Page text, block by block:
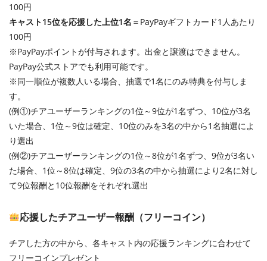
100円
キャスト15位を応援した上位1名 ＝PayPayギフトカード1人あたり
100円
※PayPayポイントが付与されます。出金と譲渡はできません。
PayPay公式ストアでも利用可能です。
※同一順位が複数人いる場合、抽選で1名にのみ特典を付与しま
す。
(例①)チアユーザーランキングの1位～9位が1名ずつ、10位が3名
いた場合、1位～9位は確定、10位のみを3名の中から1名抽選によ
り選出
(例②)チアユーザーランキングの1位～8位が1名ずつ、9位が3名い
た場合、1位～8位は確定、9位の3名の中から抽選により2名に対し
て9位報酬と10位報酬をそれぞれ選出
応援したチアユーザー報酬（フリーコイン）
チアした方の中から、各キャスト内の応援ランキングに合わせて
フリーコインプレゼント